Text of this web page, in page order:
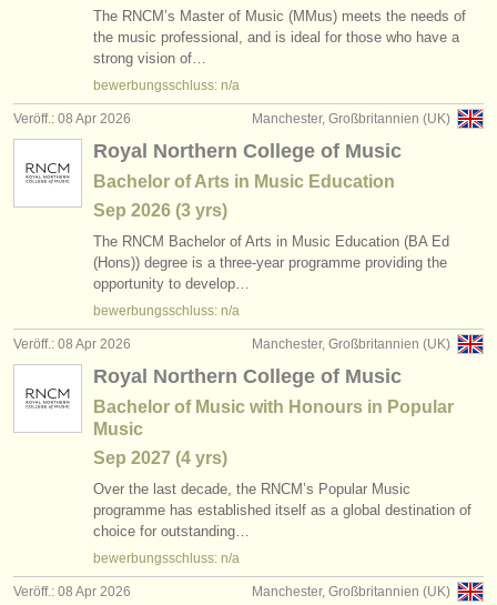
The RNCM’s Master of Music (MMus) meets the needs of
the music professional, and is ideal for those who have a
strong vision of…
bewerbungsschluss: n/a
Manchester, Großbritannien (UK)
Veröff.: 08 Apr 2026
Royal Northern College of Music
Bachelor of Arts in Music Education
Sep 2026 (3 yrs)
The RNCM Bachelor of Arts in Music Education (BA Ed
(Hons)) degree is a three-year programme providing the
opportunity to develop…
bewerbungsschluss: n/a
Manchester, Großbritannien (UK)
Veröff.: 08 Apr 2026
Royal Northern College of Music
Bachelor of Music with Honours in Popular
Music
Sep 2027 (4 yrs)
Over the last decade, the RNCM’s Popular Music
programme has established itself as a global destination of
choice for outstanding…
bewerbungsschluss: n/a
Manchester, Großbritannien (UK)
Veröff.: 08 Apr 2026